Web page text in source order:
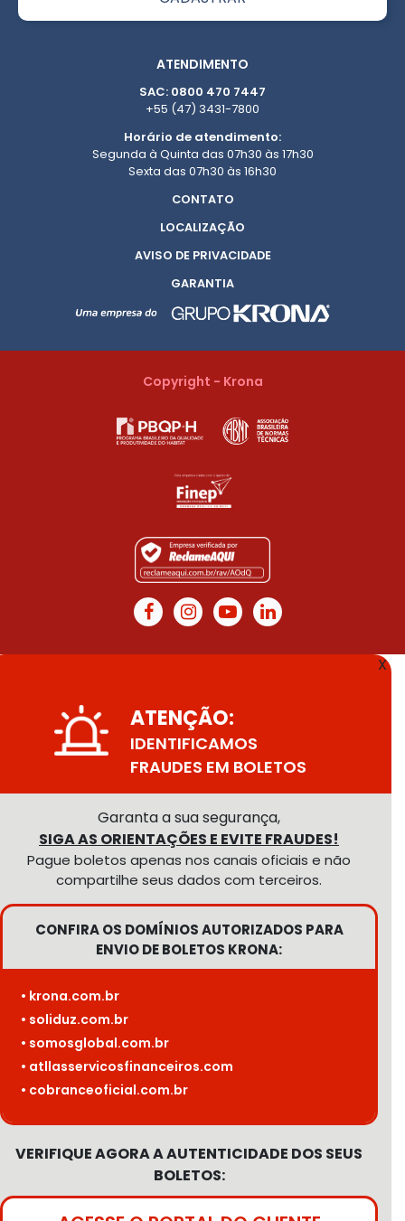
ATENDIMENTO
SAC: 0800 470 7447
+55 (47) 3431-7800
Horário de atendimento:
Segunda à Quinta das 07h30 às 17h30
Sexta das 07h30 às 16h30
CONTATO
LOCALIZAÇÃO
AVISO DE PRIVACIDADE
GARANTIA
Copyright - Krona
X
ATENÇÃO:
IDENTIFICAMOS
FRAUDES EM BOLETOS
Garanta a sua segurança,
SIGA AS ORIENTAÇÕES E EVITE FRAUDES!
Pague boletos apenas nos canais oficiais e não
compartilhe seus dados com terceiros.
CONFIRA OS DOMÍNIOS AUTORIZADOS PARA
ENVIO DE BOLETOS KRONA:
• krona.com.br
• soliduz.com.br
• somosglobal.com.br
• atllasservicosfinanceiros.com
• cobranceoficial.com.br
VERIFIQUE AGORA A AUTENTICIDADE DOS SEUS
BOLETOS: